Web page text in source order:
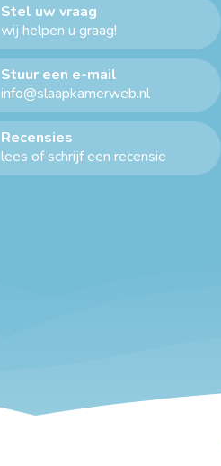
Stel uw vraag
wij helpen u graag!
Stuur een e-mail
info@slaapkamerweb.nl
Recensies
lees of schrijf een recensie